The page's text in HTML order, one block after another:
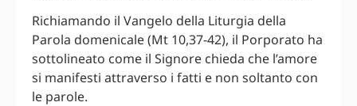
Richiamando il Vangelo della Liturgia della
Parola domenicale (Mt 10,37-42), il Porporato ha
sottolineato come il Signore chieda che l’amore
si manifesti attraverso i fatti e non soltanto con
le parole.